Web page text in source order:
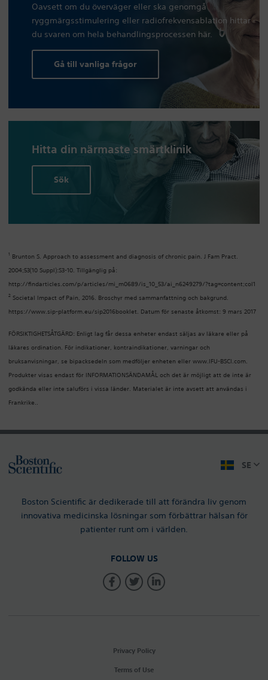
Oavsett om du överväger eller ska genomgå
ryggmärgsstimulering eller radiofrekvensablation hittar
du svaren om hela behandlingsprocessen här.
Gå till vanliga frågor
Hitta din närmaste smärtklinik
Sök
1 Brunton S. Approach to assessment and diagnosis of chronic pain. J Fam Pract.
2004;53(10 Suppl):S3-10. Tillgänglig på:
http://findarticles.com/p/articles/mi_m0689/is_10_53/ai_n6249279/?tag=content;col1
2 Societal Impact of Pain, 2016. Broschyr med sammanfattning och bakgrund.
https://www.sip-platform.eu/sip2016booklet. Datum för senaste åtkomst: 9 mars 2017
FÖRSIKTIGHETSÅTGÄRD: Enligt lag får dessa enheter endast säljas av läkare eller på
läkares ordination. För indikationer, kontraindikationer, varningar och
bruksanvisningar, se bipacksedeln som medföljer enheten eller www.IFU-BSCI.com.
Produkter visas endast för INFORMATIONSÄNDAMÅL och det är möjligt att de inte är
godkända eller inte saluförs i vissa länder. Materialet är inte avsett att användas i
Frankrike..
SE
Boston Scientific är dedikerade till att förändra liv genom
innovativa medicinska lösningar som förbättrar hälsan för
patienter runt om i världen.
FOLLOW US
Privacy Policy
Terms of Use